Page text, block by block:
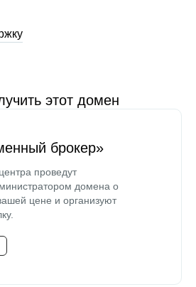
этот домен
брокер»
проведут
домена о
цене и организуют